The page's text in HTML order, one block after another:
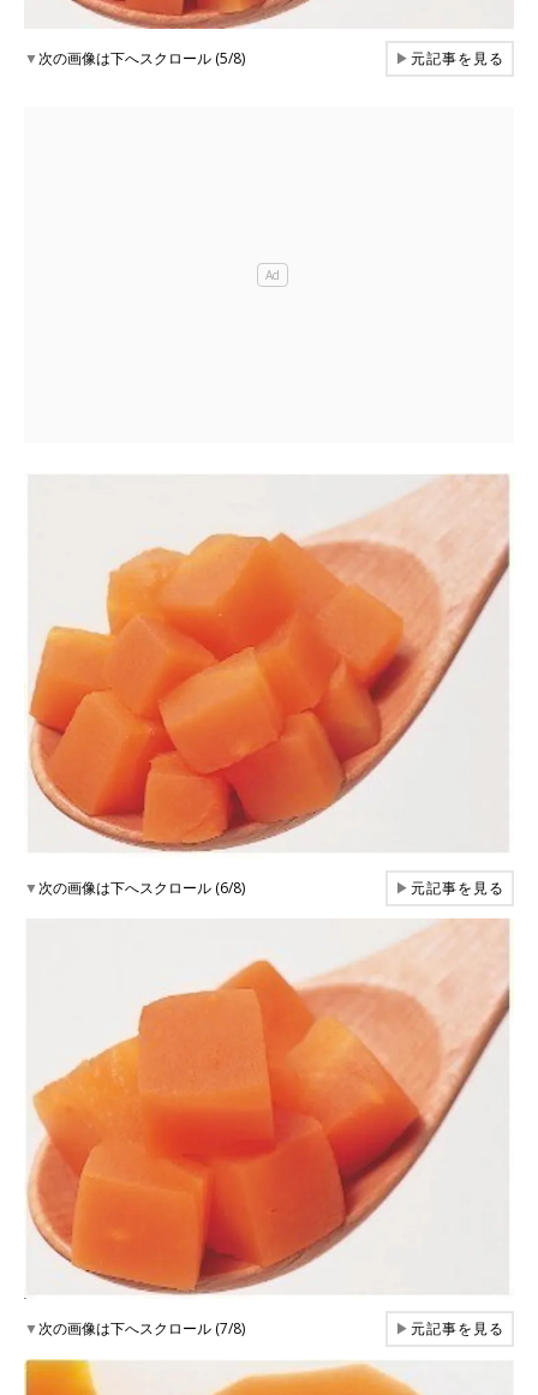
▼次の画像は下へスクロール (5/8) ▶元記事を見る
▼次の画像は下へスクロール (6/8) ▶元記事を見る
▼次の画像は下へスクロール (7/8) ▶元記事を見る